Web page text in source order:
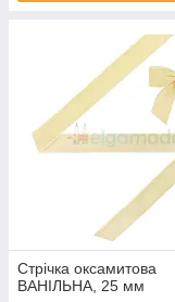
Стрічка оксамитова
ВАНІЛЬНА, 25 мм